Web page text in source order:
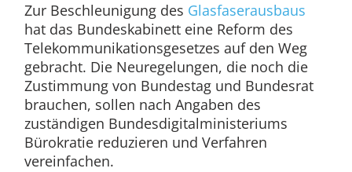
Zur Beschleunigung des Glasfaserausbaus
hat das Bundeskabinett eine Reform des
Telekommunikationsgesetzes auf den Weg
gebracht. Die Neuregelungen, die noch die
Zustimmung von Bundestag und Bundesrat
brauchen, sollen nach Angaben des
zuständigen Bundesdigitalministeriums
Bürokratie reduzieren und Verfahren
vereinfachen.